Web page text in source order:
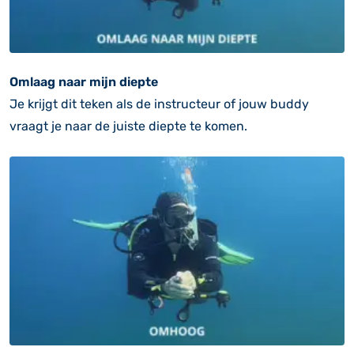
Omlaag naar mijn diepte
Je krijgt dit teken als de instructeur of jouw buddy
vraagt je naar de juiste diepte te komen.